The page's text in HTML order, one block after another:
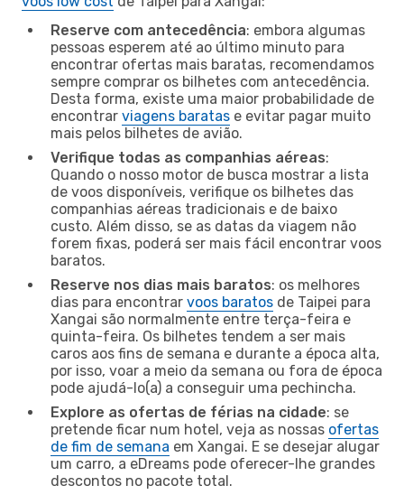
Reserve com antecedência: embora algumas
pessoas esperem até ao último minuto para
encontrar ofertas mais baratas, recomendamos
sempre comprar os bilhetes com antecedência.
Desta forma, existe uma maior probabilidade de
encontrar viagens baratas e evitar pagar muito
mais pelos bilhetes de avião.
Verifique todas as companhias aéreas:
Quando o nosso motor de busca mostrar a lista
de voos disponíveis, verifique os bilhetes das
companhias aéreas tradicionais e de baixo
custo. Além disso, se as datas da viagem não
forem fixas, poderá ser mais fácil encontrar voos
baratos.
Reserve nos dias mais baratos: os melhores
dias para encontrar voos baratos de Taipei para
Xangai são normalmente entre terça-feira e
quinta-feira. Os bilhetes tendem a ser mais
caros aos fins de semana e durante a época alta,
por isso, voar a meio da semana ou fora de época
pode ajudá-lo(a) a conseguir uma pechincha.
Explore as ofertas de férias na cidade: se
pretende ficar num hotel, veja as nossas ofertas
de fim de semana em Xangai. E se desejar alugar
um carro, a eDreams pode oferecer-lhe grandes
descontos no pacote total.